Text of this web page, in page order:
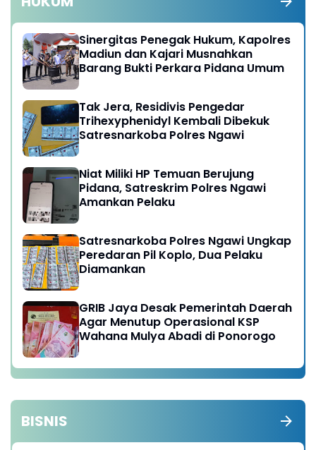
Sinergitas Penegak Hukum, Kapolres
Madiun dan Kajari Musnahkan
Barang Bukti Perkara Pidana Umum
Tak Jera, Residivis Pengedar
Trihexyphenidyl Kembali Dibekuk
Satresnarkoba Polres Ngawi
Niat Miliki HP Temuan Berujung
Pidana, Satreskrim Polres Ngawi
Amankan Pelaku
Satresnarkoba Polres Ngawi Ungkap
Peredaran Pil Koplo, Dua Pelaku
Diamankan
GRIB Jaya Desak Pemerintah Daerah
Agar Menutup Operasional KSP
Wahana Mulya Abadi di Ponorogo
BISNIS